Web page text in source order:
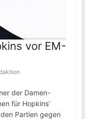
vor EM-
der Damen-
für Hopkins’
Partien gegen